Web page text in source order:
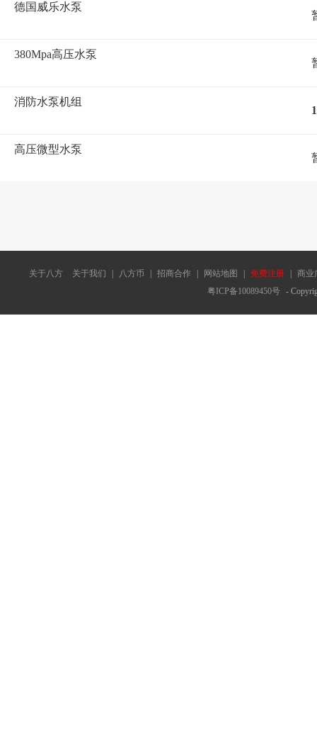
德国威乐水泵
380Mpa高压水泵
消防水泵机组
1
高压微型水泵
关于八方 关于我们 八方币 招商合作 网站地图 免费注册
商业
粤ICP备10089450号 -